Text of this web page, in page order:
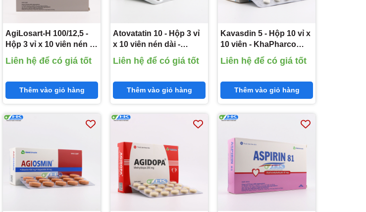
AgiLosart-H 100/12,5 -
Hộp 3 vỉ x 10 viên nén -
Agimexpharm(Losartan
kali 100 mg;
mg)
Liên hệ để có giá tốt
Thêm vào giỏ hàng
Atovatatin 10 - Hộp 3 vỉ
x 10 viên nén dài -
KhaPharco Pharm
(Atorvastatin 10mg)
Liên hệ để có giá tốt
Thêm vào giỏ hàng
Kavasdin 5 - Hộp 10 vỉ x
10 viên - KhaPharco
Pharm (Amlodipine
5mg)
Liên hệ để có giá tốt
Thêm vào giỏ hàng